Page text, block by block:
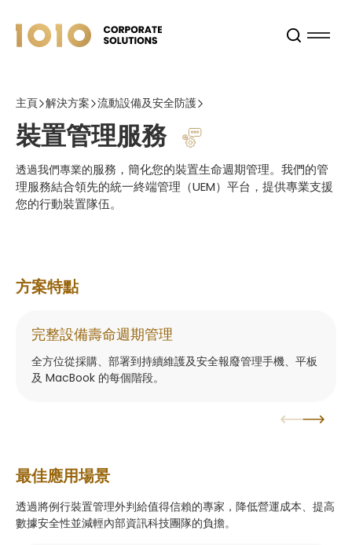
主頁 解決方案 流動設備及安全防護
裝置管理服務
透過我們專業的服務，簡化您的裝置生命週期管理。我們的管
理服務結合領先的統一終端管理（UEM）平台，提供專業支援
您的行動裝置隊伍。
方案特點
完整設備壽命週期管理
全方位從採購、部署到持續維護及安全報廢管理手機、平板
及 MacBook 的每個階段。
最佳應用場景
透過將例行裝置管理外判給值得信賴的專家，降低營運成本、提高
數據安全性並減輕內部資訊科技團隊的負擔。